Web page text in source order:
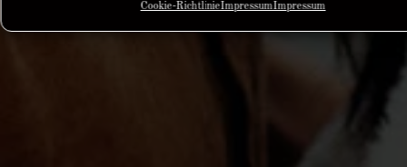
Cookie-RichtlinieImpressumImpressum